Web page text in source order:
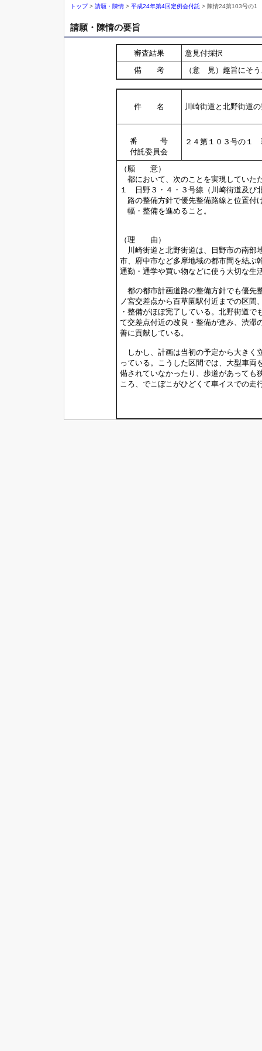
トップ> 請願・陳情 > 平成24年第4回定例会付託 > 陳情24第103号の1
請願・陳情の要旨
審査結果
意見付採択
備 考
（意 見）趣旨にそ
件 名 川崎街道と北野街道
番 号
付託委員会
２４第１０３号の
（願 意）
都において、次のことを実現していた
１ 日野３・４・３号線（川崎街道及び
路の整備方針で優先整備路線と位置
幅・整備を進めること。
（理 由）
川崎街道と北野街道は、日野市の南部
市、府中市など多摩地域の都市間を結ぶ
通勤・通学や買い物などに使う大切な生
都の都市計画道路の整備方針でも優先
ノ宮交差点から百草園駅付近までの区間
・整備がほぼ完了している。北野街道
て交差点付近の改良・整備が進み、渋滞
善に貢献している。
しかし、計画は当初の予定から大きく
っている。こうした区間では、大型車両
備されていなかったり、歩道があっても
ころ、でこぼこがひどくて車イスでの走